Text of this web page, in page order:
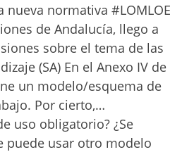
nueva normativa #LOMLOE
de Andalucía, llego a
sobre el tema de las
(SA) En el Anexo IV de
un modelo/esquema de
Por cierto,…
uso obligatorio? ¿Se
puede usar otro modelo